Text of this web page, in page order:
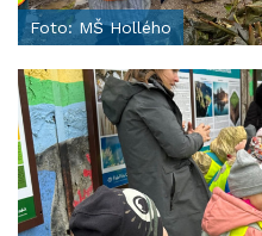
Foto: MŠ Hollého